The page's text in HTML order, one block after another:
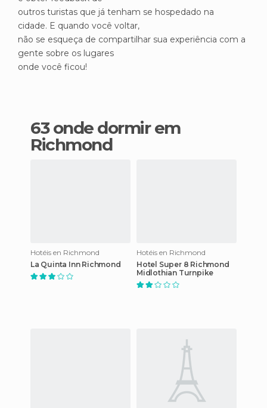
outros turistas que já tenham se hospedado na
cidade. E quando você voltar,
não se esqueça de compartilhar sua experiência com a
gente sobre os lugares
onde você ficou!
63 onde dormir em
Richmond
Hotéis en Richmond
La Quinta Inn Richmond
Hotéis en Richmond
Hotel Super 8 Richmond
Midlothian Turnpike